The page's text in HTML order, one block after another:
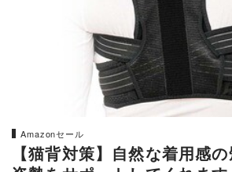
Amazonセール
【猫背対策】自然な着用感